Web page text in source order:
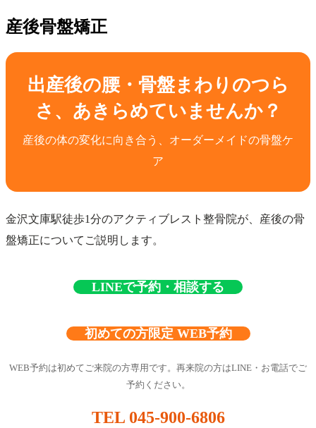
産後骨盤矯正
出産後の腰・骨盤まわりのつら
さ、あきらめていませんか？
産後の体の変化に向き合う、オーダーメイドの骨盤ケ
ア
金沢文庫駅徒歩1分のアクティブレスト整骨院が、産後の骨
盤矯正についてご説明します。
LINEで予約・相談する
初めての方限定 WEB予約
WEB予約は初めてご来院の方専用です。再来院の方はLINE・お電話でご
予約ください。
TEL 045-900-6806